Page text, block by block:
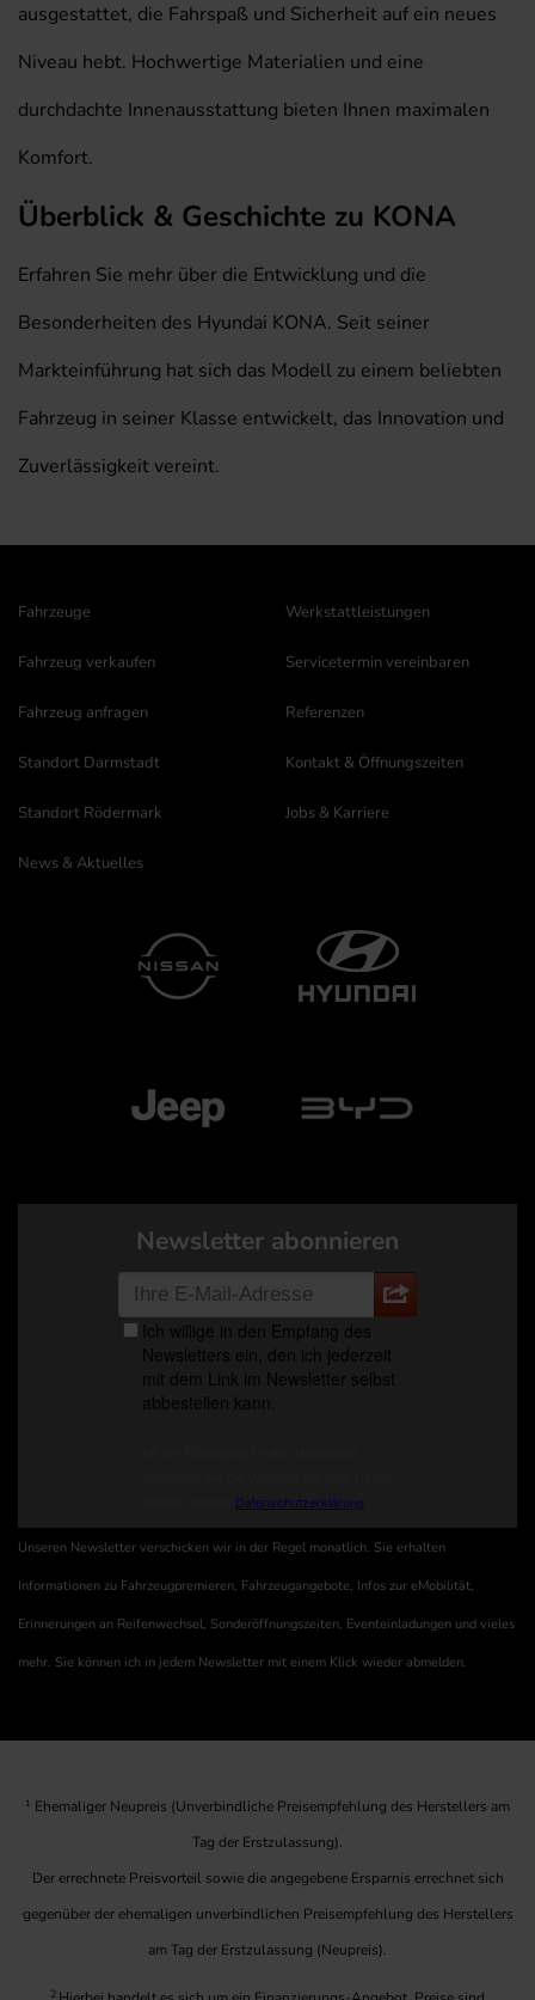
ausgestattet, die Fahrspaß und Sicherheit auf ein neues
Niveau hebt. Hochwertige Materialien und eine
durchdachte Innenausstattung bieten Ihnen maximalen
Komfort.
Überblick & Geschichte zu KONA
Erfahren Sie mehr über die Entwicklung und die
Besonderheiten des Hyundai KONA. Seit seiner
Markteinführung hat sich das Modell zu einem beliebten
Fahrzeug in seiner Klasse entwickelt, das Innovation und
Zuverlässigkeit vereint.
Fahrzeuge
Fahrzeug verkaufen
Fahrzeug anfragen
Werkstattleistungen
Servicetermin vereinbaren
Referenzen
Standort Darmstadt
Standort Rödermark
News & Aktuelles
Kontakt & Öffnungszeiten
Jobs & Karriere
Newsletter abonnieren
Unseren Newsletter verschicken wir in der Regel monatlich. Sie erhalten
Informationen zu Fahrzeugpremieren, Fahrzeugangebote, Infos zur eMobilität,
Erinnerungen an Reifenwechsel, Sonderöffnungszeiten, Eventeinladungen und vieles
mehr. Sie können ich in jedem Newsletter mit einem Klick wieder abmelden.
1 Ehemaliger Neupreis (Unverbindliche Preisempfehlung des Herstellers am
Tag der Erstzulassung).
Der errechnete Preisvorteil sowie die angegebene Ersparnis errechnet sich
gegenüber der ehemaligen unverbindlichen Preisempfehlung des Herstellers
am Tag der Erstzulassung (Neupreis).
2